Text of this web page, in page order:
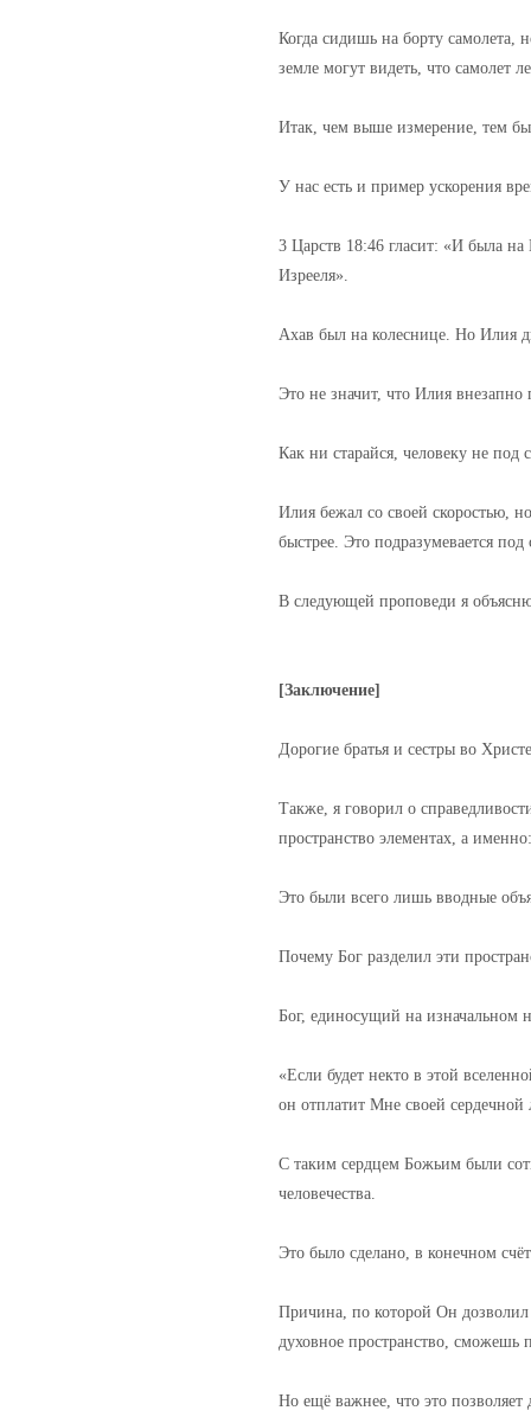
Когда сидишь на борту самолета,
земле могут видеть, что самолет
Итак, чем выше измерение, тем
У нас есть и пример ускорения
3 Царств 18:46 гласит: «И была
Изрееля».
Ахав был на колеснице. Но Илия
Это не значит, что Илия внезапно
Как ни старайся, человеку не под
Илия бежал со своей скоростью,
быстрее. Это подразумевается
В следующей проповеди я
[Заключение]
Дорогие братья и сестры во
Также, я говорил о
пространство элементах, а
Это были всего лишь вводные
Почему Бог разделил эти
Бог, единосущий на изначальном
«Если будет некто в этой
он отплатит Мне своей
С таким сердцем Божьим были
человечества.
Это было сделано, в конечном
Причина, по которой Он
духовное пространство, сможешь
Но ещё важнее, что это позволяет